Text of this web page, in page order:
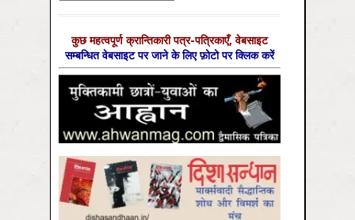
कुछ महत्‍वपूर्ण क्रान्तिकारी पत्र-पत्रिकाएँ, वेबसाइट
सम्‍बन्धित वेबसाइट पर जाने के लिए फ़ोटो पर क्लिक करें